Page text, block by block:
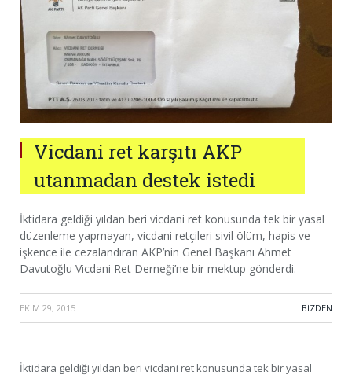
Vicdani ret karşıtı AKP
utanmadan destek istedi
İktidara geldiği yıldan beri vicdani ret konusunda tek bir yasal
düzenleme yapmayan, vicdani retçileri sivil ölüm, hapis ve
işkence ile cezalandıran AKP’nin Genel Başkanı Ahmet
Davutoğlu Vicdani Ret Derneği’ne bir mektup gönderdi.
EKIM 29, 2015 · BIZDEN
İktidara geldiği yıldan beri vicdani ret konusunda tek bir yasal